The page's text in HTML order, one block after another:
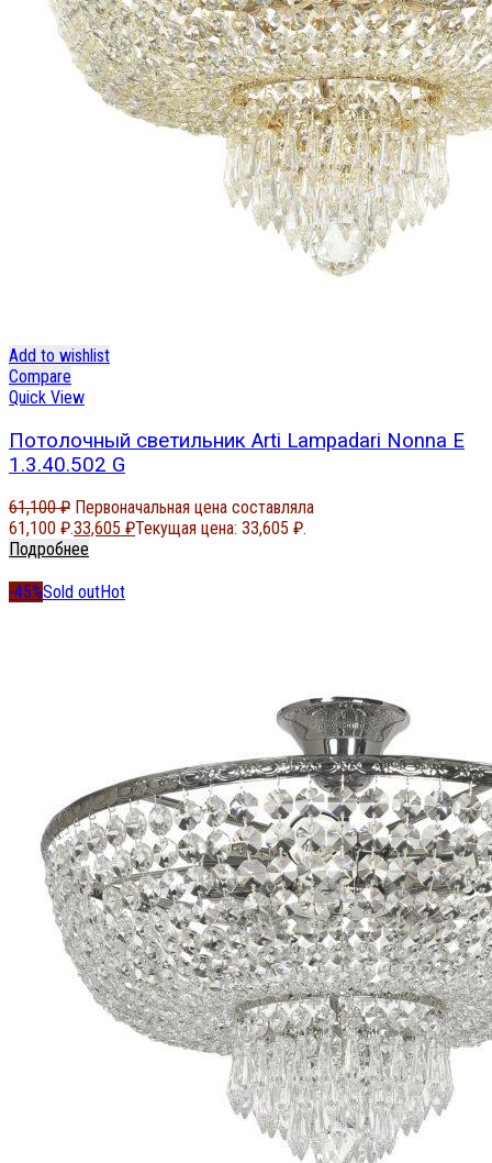
Add to wishlist
Compare
Quick View
Потолочный светильник Arti Lampadari Nonna E
1.3.40.502 G
61,100₽ Первоначальная цена составляла
61,100 ₽.33,605 ₽Текущая цена: 33,605 ₽.
Подробнее
-45%Sold outHot